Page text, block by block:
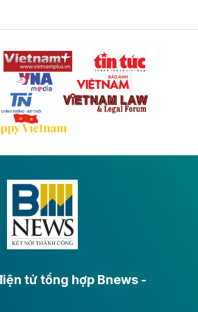
tỉnh trung du, miền núi phía Bắc
quốc tế tại Lạng Sơn.
tỷ đồng xây dựng cao
Bình
25,1 km được kỳ vọng sẽ tạo động
- xã hội khu vực phía Nam đồng
hàng không Việt Nam - CTCP
tử tổng hợp Bnews -